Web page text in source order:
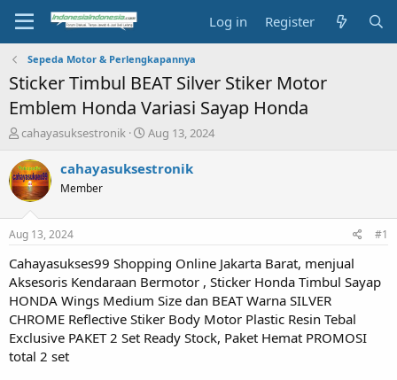
Log in Register
Sepeda Motor & Perlengkapannya
Sticker Timbul BEAT Silver Stiker Motor
Emblem Honda Variasi Sayap Honda
T
r
e
a
t
a
t
e
r
cahayasuksestronik
S
a
e
Aug 13, 2024
cahayasuksestronik
Member
Aug 13, 2024 #1
Cahayasukses99 Shopping Online Jakarta Barat, menjual
Aksesoris Kendaraan Bermotor , Sticker Honda Timbul Sayap
HONDA Wings Medium Size dan BEAT Warna SILVER
CHROME Reflective Stiker Body Motor Plastic Resin Tebal
Exclusive PAKET 2 Set Ready Stock, Paket Hemat PROMOSI
total 2 set